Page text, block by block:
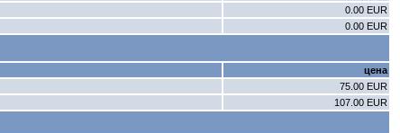
0.00 EUR
0.00 EUR
цена
75.00 EUR
107.00 EUR